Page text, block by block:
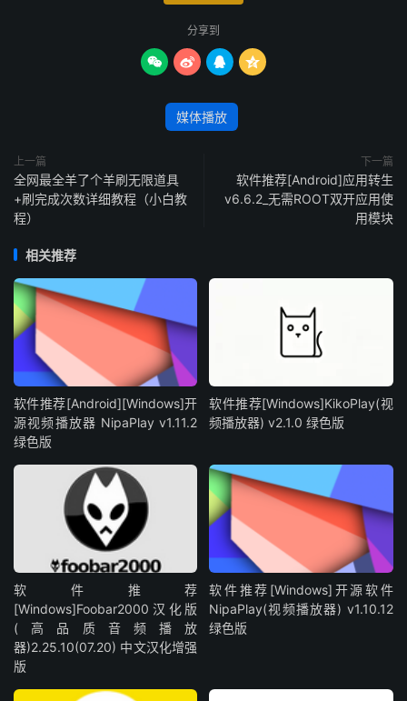
分享到
   
媒体播放
上一篇
全网最全羊了个羊刷无限道具
+刷完成次数详细教程（小白教
程）
下一篇
软件推荐[Android]应用转生
v6.6.2_无需ROOT双开应用使
用模块
相关推荐
软件推荐[Android][Windows]开
源视频播放器 NipaPlay v1.11.2
绿色版
软件推荐[Windows]KikoPlay(视
频播放器) v2.1.0 绿色版
软件推荐
[Windows]Foobar2000汉化版
(高品质音频播放
器)2.25.10(07.20) 中文汉化增强
版
软件推荐[Windows]开源软件
NipaPlay(视频播放器) v1.10.12
绿色版